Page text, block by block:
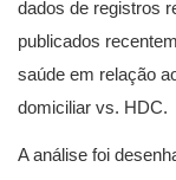
dados de registros
publicados
saúde em relação
domiciliar vs. HDC.
A análise foi